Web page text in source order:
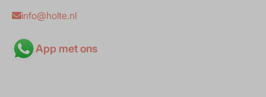
info@holte.nl
App met ons